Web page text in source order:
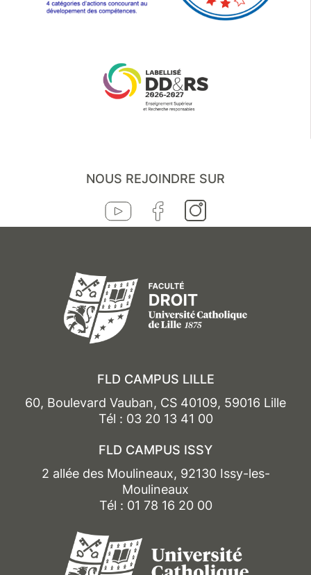
NOUS REJOINDRE SUR
FLD CAMPUS LILLE
60, Boulevard Vauban, CS 40109, 59016 Lille
Tél : 03 20 13 41 00
FLD CAMPUS ISSY
2 allée des Moulineaux, 92130 Issy-les-
Moulineaux
Tél : 01 78 16 20 00